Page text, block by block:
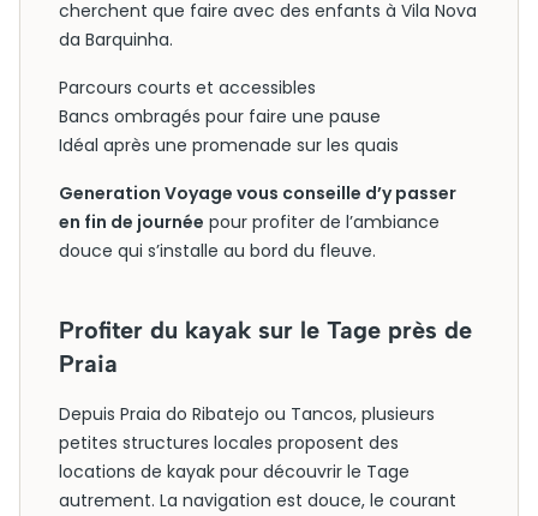
cherchent que faire avec des enfants à Vila Nova
da Barquinha.
Parcours courts et accessibles
Bancs ombragés pour faire une pause
Idéal après une promenade sur les quais
Generation Voyage vous conseille d’y passer
en fin de journée pour profiter de l’ambiance
douce qui s’installe au bord du fleuve.
Profiter du kayak sur le Tage près de
Praia
Depuis Praia do Ribatejo ou Tancos, plusieurs
petites structures locales proposent des
locations de kayak pour découvrir le Tage
autrement. La navigation est douce, le courant